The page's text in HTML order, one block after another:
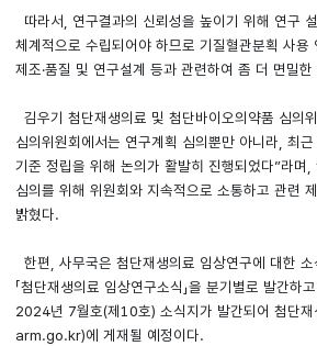
따라서, 연구결과의 신뢰성을 높이기 위해 연구
체계적으로 수립되어야 하므로 기질혈관분획 사용
제조·품질 및 연구설계 등과 관련하여 좀 더 면밀
김우기 첨단재생의료 및 첨단바이오의약품 심의
심의위원회에서는 연구계획 심의뿐만 아니라, 최
기준 정립을 위해 논의가 활발히 진행되었다”라며,
심의를 위해 위원회와 지속적으로 소통하고 관련
밝혔다.
한편, 사무국은 첨단재생의료 임상연구에 대한
「첨단재생의료 임상연구소식」을 분기별로 발간하
2024년 7월호(제10호) 소식지가 발간되어 첨단
arm.go.kr)에 게재될 예정이다.